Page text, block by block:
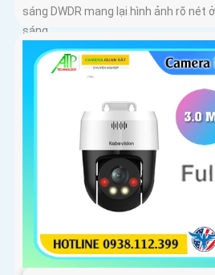
sáng DWDR mang lại hình ảnh rõ nét
sáng